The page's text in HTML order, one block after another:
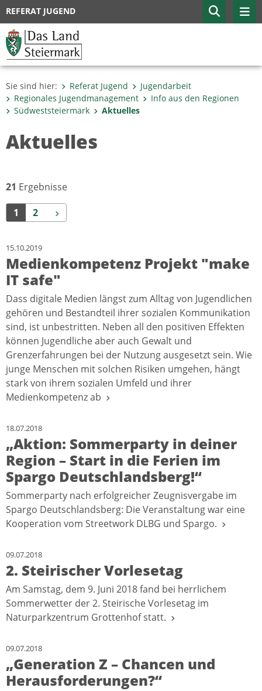
REFERAT JUGEND
Sie sind hier: Referat Jugend
Jugendarbeit
Regionales Jugendmanagement
Info aus den Regionen
Südweststeiermark
Aktuelles
Aktuelles
21 Ergebnisse
1 2 Weiter
15.10.2019
Medienkompetenz Projekt "make
IT safe"
Dass digitale Medien längst zum Alltag von Jugendlichen
gehören und Bestandteil ihrer sozialen Kommunikation
sind, ist unbestritten. Neben all den positiven Effekten
können Jugendliche aber auch Gewalt und
Grenzerfahrungen bei der Nutzung ausgesetzt sein. Wie
junge Menschen mit solchen Risiken umgehen, hängt
stark von ihrem sozialen Umfeld und ihrer
Medienkompetenz ab
18.07.2018
„Aktion: Sommerparty in deiner
Region – Start in die Ferien im
Spargo Deutschlandsberg!“
Sommerparty nach erfolgreicher Zeugnisvergabe im
Spargo Deutschlandsberg: Die Veranstaltung war eine
Kooperation vom Streetwork DLBG und Spargo.
09.07.2018
2. Steirischer Vorlesetag
Am Samstag, dem 9. Juni 2018 fand bei herrlichem
Sommerwetter der 2. Steirische Vorlesetag im
Naturparkzentrum Grottenhof statt.
09.07.2018
„Generation Z – Chancen und
Herausforderungen?“